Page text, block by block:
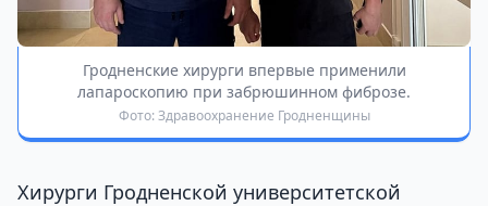
Гродненские хирурги впервые применили
лапароскопию при забрюшинном фиброзе.
Фото: Здравоохранение Гродненщины
Хирурги Гродненской университетской